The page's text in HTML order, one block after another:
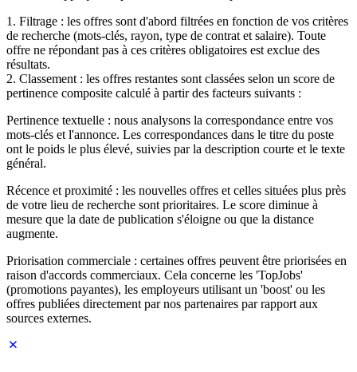
1. Filtrage : les offres sont d'abord filtrées en fonction de vos critères
de recherche (mots-clés, rayon, type de contrat et salaire). Toute
offre ne répondant pas à ces critères obligatoires est exclue des
résultats.
2. Classement : les offres restantes sont classées selon un score de
pertinence composite calculé à partir des facteurs suivants :
Pertinence textuelle : nous analysons la correspondance entre vos
mots-clés et l'annonce. Les correspondances dans le titre du poste
ont le poids le plus élevé, suivies par la description courte et le texte
général.
Récence et proximité : les nouvelles offres et celles situées plus près
de votre lieu de recherche sont prioritaires. Le score diminue à
mesure que la date de publication s'éloigne ou que la distance
augmente.
Priorisation commerciale : certaines offres peuvent être priorisées en
raison d'accords commerciaux. Cela concerne les 'TopJobs'
(promotions payantes), les employeurs utilisant un 'boost' ou les
offres publiées directement par nos partenaires par rapport aux
sources externes.